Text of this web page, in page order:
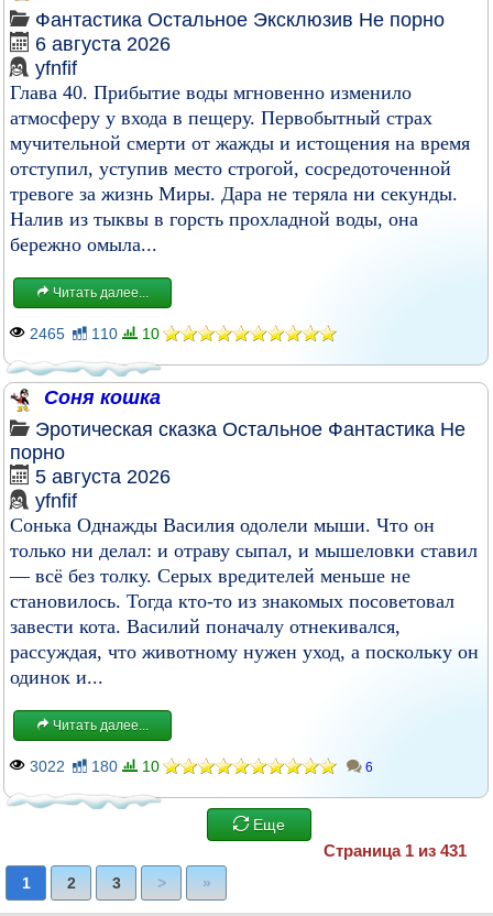
Фантастика Остальное Эксклюзив Не порно
6 августа 2026
yfnfif
Глава 40. Прибытие воды мгновенно изменило
атмосферу у входа в пещеру. Первобытный страх
мучительной смерти от жажды и истощения на время
отступил, уступив место строгой, сосредоточенной
тревоге за жизнь Миры. Дара не теряла ни секунды.
Налив из тыквы в горсть прохладной воды, она
бережно омыла...
Читать далее...
2465 110 10
Соня кошка
Эротическая сказка Остальное Фантастика Не
порно
5 августа 2026
yfnfif
Сонька Однажды Василия одолели мыши. Что он
только ни делал: и отраву сыпал, и мышеловки ставил
— всё без толку. Серых вредителей меньше не
становилось. Тогда кто-то из знакомых посоветовал
завести кота. Василий поначалу отнекивался,
рассуждая, что животному нужен уход, а поскольку он
одинок и...
Читать далее...
3022 180 10 6
Еще
Страница 1 из 431
1 2 3 > »